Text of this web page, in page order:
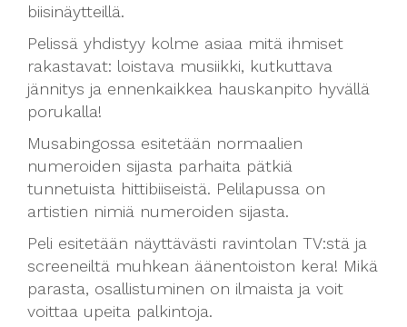
biisinäytteillä.
Pelissä yhdistyy kolme asiaa mitä ihmiset
rakastavat: loistava musiikki, kutkuttava
jännitys ja ennenkaikkea hauskanpito hyvällä
porukalla!
Musabingossa esitetään normaalien
numeroiden sijasta parhaita pätkiä
tunnetuista hittibiiseistä. Pelilapussa on
artistien nimiä numeroiden sijasta.
Peli esitetään näyttävästi ravintolan TV:stä ja
screeneiltä muhkean äänentoiston kera! Mikä
parasta, osallistuminen on ilmaista ja voit
voittaa upeita palkintoja.